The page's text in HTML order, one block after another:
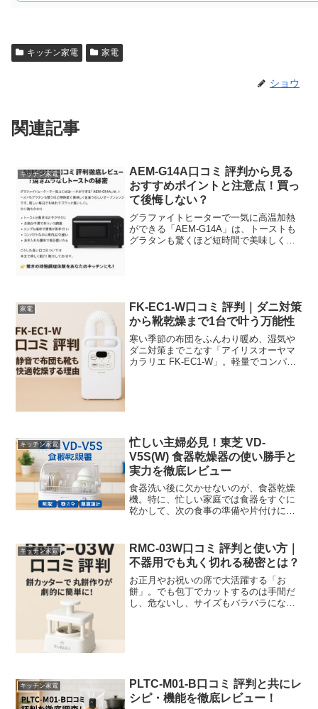
キッチン家電 家電
ショウ
関連記事
キッチン家電
AEM-G14A口コミ 評判から見る
おすすめポイントと注意点！買っ
て後悔しない？
グラファイトヒーターで一気に高温加熱
ができる「AEM-G14A」は、トーストも
グラタンも驚くほど短時間で美味しく仕
家電
FK-EC1-W口コミ 評判｜ダニ対策
から靴乾燥まで1台で叶う万能性
寒い季節の布団をふんわり暖め、湿気や
ダニ対策までこなす「アイリスオーヤマ
カラリエ FK-EC1-W」。軽量でコンパク
キッチン家電
忙しい主婦必見！東芝 VD-
V5S(W) 食器乾燥器の使い勝手と
実力を徹底レビュー
食器洗い後に欠かせないのが、食器乾燥
機。特に、忙しい家庭では食器をすぐに
乾かして、次の食事の準備や片付けに取
器。このモデルは、乾燥機能の高さだけ
でなく、省エネ...
キッチン家電
RMC-03W口コミ 評判と使い方｜
不器用でも丸く切れる秘密とは？
お正月やお祝いの席で大活躍する「お
餅」。でも包丁でカットするのは手間だ
し、危ないし、サイズもバラバラになり
キッチン家電
PLTC-M01-B口コミ 評判と共にレ
シピ・機能を徹底レビュー！